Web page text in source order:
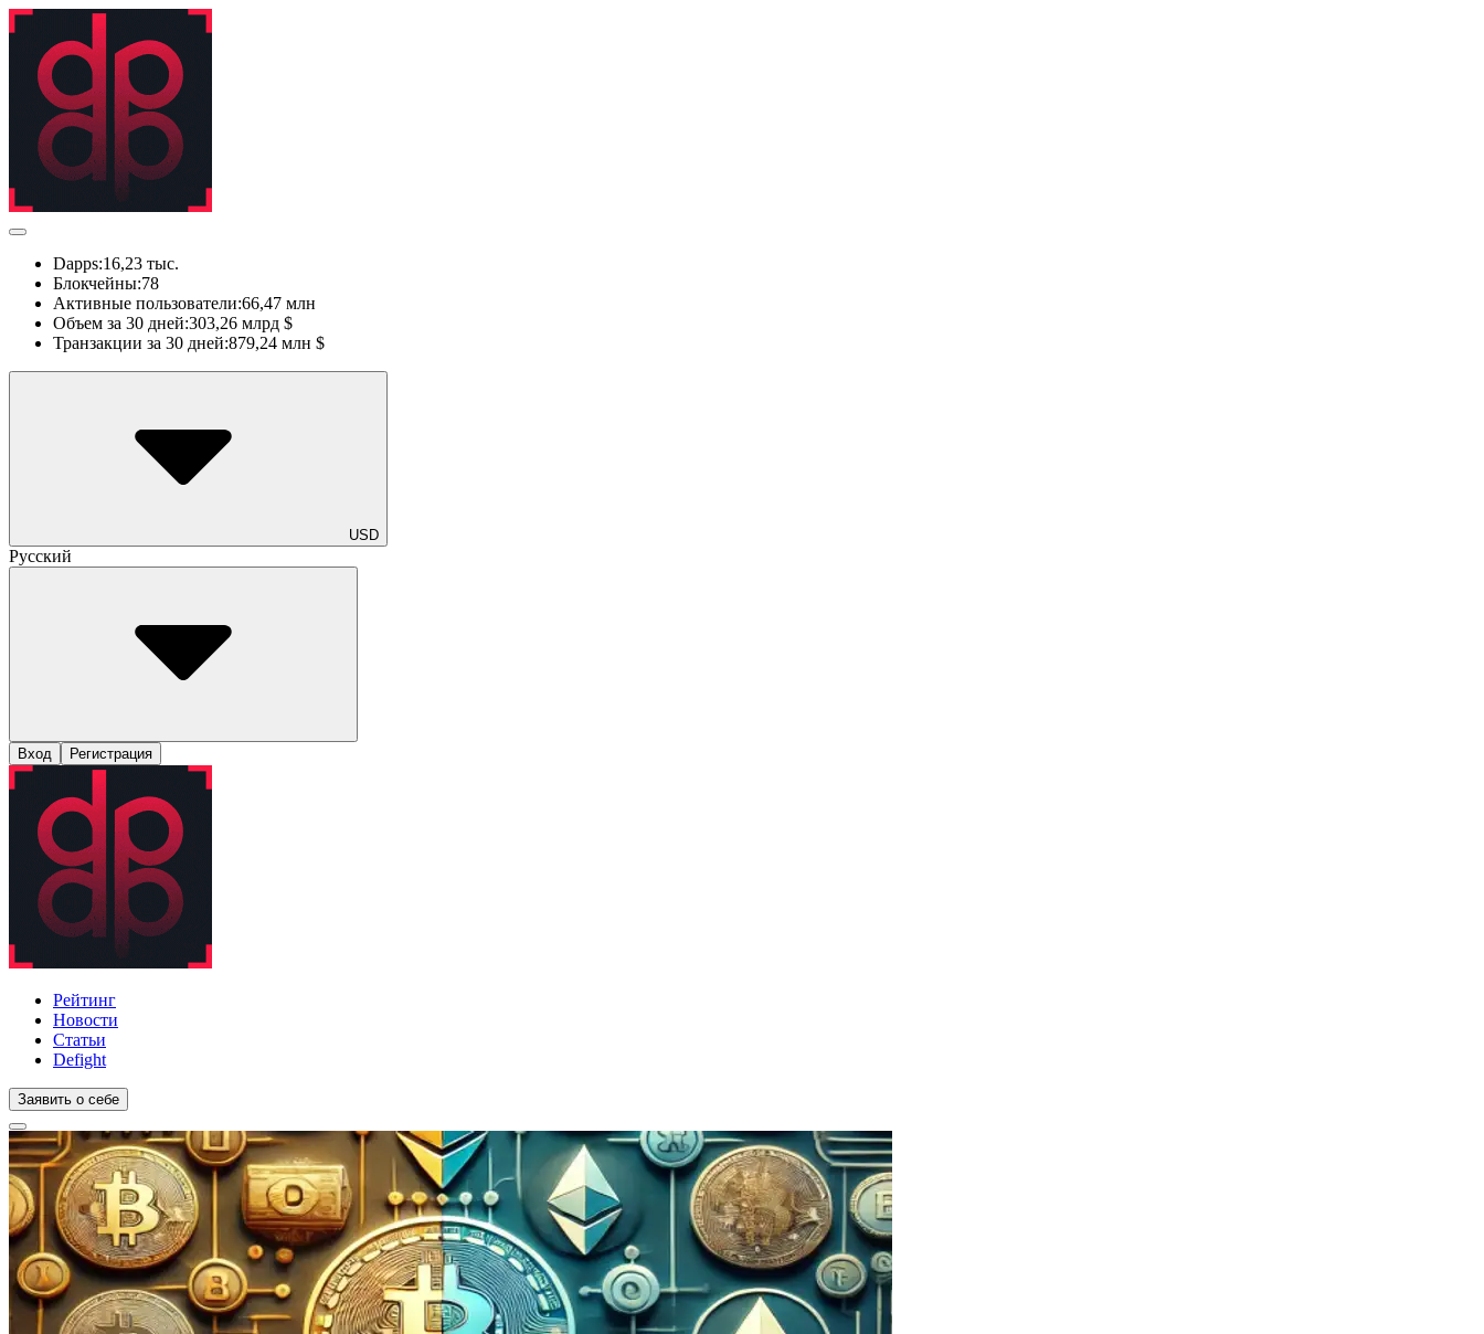
Dapps:16,23 тыс.
Блокчейны:78
Активные пользователи:66,47 млн
Объем за 30 дней:303,26 млрд $
Транзакции за 30 дней:879,24 млн $
USD
Русский
Вход Регистрация
Рейтинг
Новости
Статьи
Defight
Заявить о себе